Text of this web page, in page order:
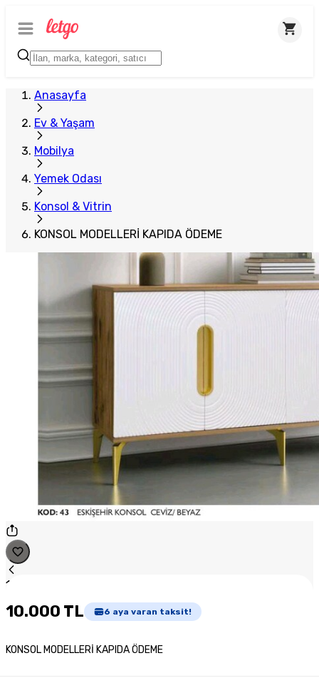
Anasayfa
Ev & Yaşam
Mobilya
Yemek Odası
Konsol & Vitrin
KONSOL MODELLERİ KAPIDA ÖDEME
1
10.000 TL 6 aya varan taksit!
KONSOL MODELLERİ KAPIDA ÖDEME